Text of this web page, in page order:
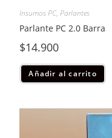
Insumos PC,Parlantes
Parlante PC 2.0 Barra
$14.900
Añadir al carrito